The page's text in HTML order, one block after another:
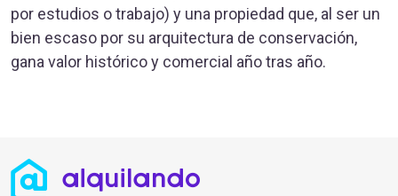
por estudios o trabajo) y una propiedad que, al ser un
bien escaso por su arquitectura de conservación,
gana valor histórico y comercial año tras año.